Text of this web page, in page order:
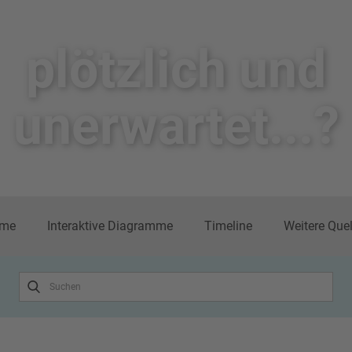
plötzlich un​d
unerwartet...?
Interaktive Diagramme Timeline Weitere